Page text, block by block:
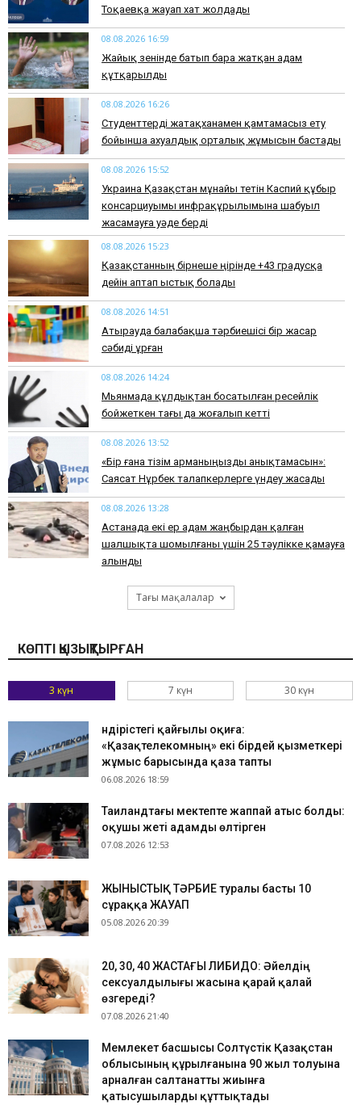
Тоқаевқа жауап хат жолдады
08.08.2026 16:59
Жайық өзенінде батып бара жатқан адам
құтқарылды
08.08.2026 16:26
Студенттерді жатақханамен қамтамасыз ету
бойынша ахуалдық орталық жұмысын бастады
08.08.2026 15:52
Украина Қазақстан мұнайы өтетін Каспий құбыр
консарциуымы инфрақұрылымына шабуыл
жасамауға уәде берді
08.08.2026 15:23
Қазақстанның бірнеше өңірінде +43 градусқа
дейін аптап ыстық болады
08.08.2026 14:51
Атырауда балабақша тәрбиешісі бір жасар
сәбиді ұрған
08.08.2026 14:24
Мьянмада құлдықтан босатылған ресейлік
бойжеткен тағы да жоғалып кетті
08.08.2026 13:52
«Бір ғана тізім арманыңызды анықтамасын»:
Саясат Нұрбек талапкерлерге үндеу жасады
08.08.2026 13:28
Астанада екі ер адам жаңбырдан қалған
шалшықта шомылғаны үшін 25 тәулікке қамауға
алынды
Тағы мақалалар
КӨПТІ ҚЫЗЫҚТЫРҒАН
3 күн 7 күн 30 күн
Өндірістегі қайғылы оқиға:
«Қазақтелекомның» екі бірдей қызметкері
жұмыс барысында қаза тапты
06.08.2026 18:59
Таиландтағы мектепте жаппай атыс болды:
оқушы жеті адамды өлтірген
07.08.2026 12:53
ЖЫНЫСТЫҚ ТӘРБИЕ туралы басты 10
сұраққа ЖАУАП
05.08.2026 20:39
​20, 30, 40 ЖАСТАҒЫ ЛИБИДО: Әйелдің
сексуалдылығы жасына қарай қалай
өзгереді?
07.08.2026 21:40
Мемлекет басшысы Солтүстік Қазақстан
облысының құрылғанына 90 жыл толуына
арналған салтанатты жиынға
қатысушыларды құттықтады